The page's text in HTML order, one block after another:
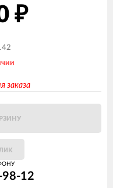
₽
заказа
98-12